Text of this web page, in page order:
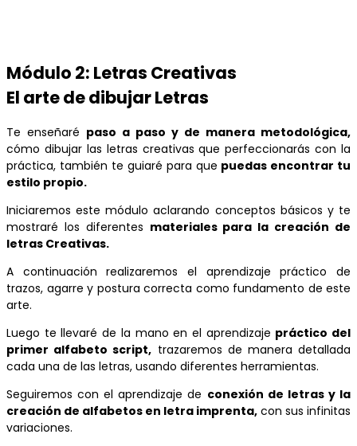
Módulo 2: Letras Creativas
El arte de dibujar Letras
Te enseñaré paso a paso y de manera metodológica,
cómo dibujar las letras creativas que perfeccionarás con la
práctica, también te guiaré para que puedas encontrar tu
estilo propio.
Iniciaremos este módulo aclarando conceptos básicos y te
mostraré los diferentes materiales para la creación de
letras Creativas.
A continuación realizaremos el aprendizaje práctico de
trazos, agarre y postura correcta como fundamento de este
arte.
Luego te llevaré de la mano en el aprendizaje práctico del
primer alfabeto script, trazaremos de manera detallada
cada una de las letras, usando diferentes herramientas.
Seguiremos con el aprendizaje de conexión de letras y la
creación de alfabetos en letra imprenta, con sus infinitas
variaciones.